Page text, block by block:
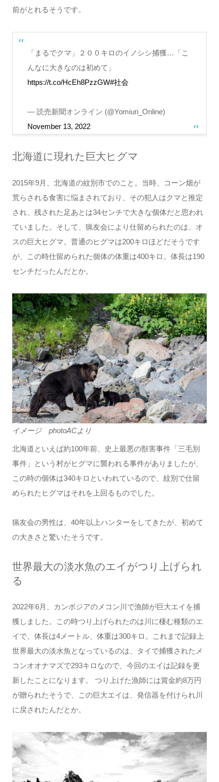
前がとれるそうです。
「まるでクマ」２００キロのイノシシ捕獲…「こ
んなに大きなのは初めて」
https://t.co/HcEh8PzzGW#社会
— 読売新聞オンライン (@Yomiuri_Online)
November 13, 2022
北海道に現れた巨大ヒグマ
2015年9月、北海道の紋別市でのこと。当時、コーン畑が
荒らされる食害に悩まされており、その犯人はクマと推定
され、残された足あとは34センチで大きな個体だと思われ
ていました。そして、猟友会により仕留められたのは、オ
スの巨大ヒグマ。普通のヒグマは200キロほどだそうです
が、この時仕留められた個体の体重は400キロ。体長は190
センチだったんだとか。
イメージ photoACより
北海道といえば約100年前、史上最悪の獣害事件「三毛別
事件」という村がヒグマに襲われる事件がありましたが、
この時の個体は340キロといわれているので、紋別で仕留
められたヒグマはそれを上回るものでした。
猟友会の男性は、40年以上ハンターをしてきたが、初めて
の大きさと驚いたそうです。
世界最大の淡水魚のエイがつり上げられ
る
2022年6月、カンボジアのメコン川で漁師が巨大エイを捕
獲しました。この時つり上げられたのは川に棲む種類のエ
イで、体長は4メートル、体重は300キロ。これまで記録上
世界最大の淡水魚となっているのは、タイで捕獲されたメ
コンオオナマズで293キロなので、今回のエイは記録を更
新したことになります。 つり上げた漁師には賞金約8万円
が贈られたそうで、この巨大エイは、発信器を付けられ川
に戻されたんだとか。